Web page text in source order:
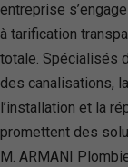
entreprise
à tarification
totale. Spécialisés
des canalisations,
l’installation et la
promettent des
M. ARMANI